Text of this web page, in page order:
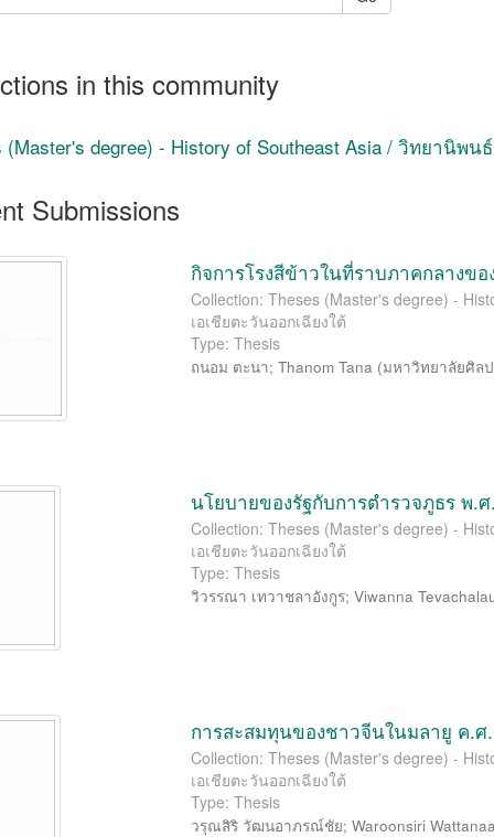
in this community
(Master's degree) - History of Southeast Asia / วิทยานิพ
Submissions
กิจการโรงสีข้าวในที่ราบภาคกลางขอ
Collection: Theses (Master's degree) -
เอเชียตะวันออกเฉียงใต้
Type: Thesis
ถนอม ตะนา;Thanom Tana (มหาวิทยาลัยศิล
นโยบายของรัฐกับการตำรวจภูธร พ.ศ
Collection: Theses (Master's degree) -
เอเชียตะวันออกเฉียงใต้
Type: Thesis
วิวรรณา เทวาชลาอังกูร;Viwanna
การสะสมทุนของชาวจีนในมลายู ค.ศ.
Collection: Theses (Master's degree) -
เอเชียตะวันออกเฉียงใต้
Type: Thesis
วรุณสิริ วัฒนอาภรณ์ชัย;Waroonsiri